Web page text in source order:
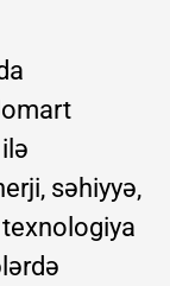
səhiyyə,